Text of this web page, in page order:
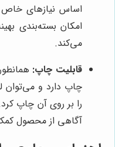
اساس نیازهای
امکان بسته‌بندی
می‌کند.
قابلیت چاپ:
چاپ دارد و می‌توان
را بر روی آن چاپ
آگاهی از محصول